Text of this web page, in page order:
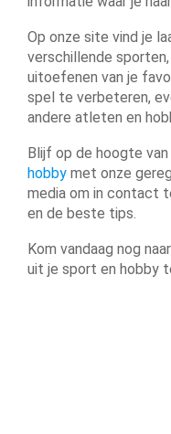
Op onze site vind je
verschillende
uitoefenen van je
spel te verbeteren,
andere atleten en
Blijf op de hoogte
hobby met onze
media om in contact
en de beste tips.
Kom vandaag nog
uit je sport en hobby